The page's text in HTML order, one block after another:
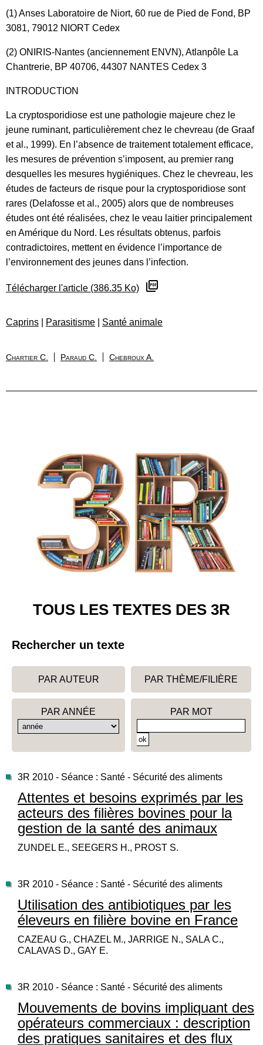
(1) Anses Laboratoire de Niort, 60 rue de Pied de Fond, BP
3081, 79012 NIORT Cedex
(2) ONIRIS-Nantes (anciennement ENVN), Atlanpôle La
Chantrerie, BP 40706, 44307 NANTES Cedex 3
INTRODUCTION
La cryptosporidiose est une pathologie majeure chez le
jeune ruminant, particulièrement chez le chevreau (de Graaf
et al., 1999). En l’absence de traitement totalement efficace,
les mesures de prévention s’imposent, au premier rang
desquelles les mesures hygiéniques. Chez le chevreau, les
études de facteurs de risque pour la cryptosporidiose sont
rares (Delafosse et al., 2005) alors que de nombreuses
études ont été réalisées, chez le veau laitier principalement
en Amérique du Nord. Les résultats obtenus, parfois
contradictoires, mettent en évidence l’importance de
l’environnement des jeunes dans l’infection.
Télécharger l'article (386.35 Ko)
Caprins Parasitisme Santé animale
Chartier C. Paraud C. Chebroux A.
TOUS LES TEXTES DES 3R
Rechercher un texte
PAR AUTEUR PAR THÈME/FILIÈRE
PAR ANNÉE PAR MOT
3R 2010 - Séance : Santé - Sécurité des aliments
Attentes et besoins exprimés par les
acteurs des filières bovines pour la
gestion de la santé des animaux
ZUNDEL E., SEEGERS H., PROST S.
3R 2010 - Séance : Santé - Sécurité des aliments
Utilisation des antibiotiques par les
éleveurs en filière bovine en France
CAZEAU G., CHAZEL M., JARRIGE N., SALA C.,
CALAVAS D., GAY E.
3R 2010 - Séance : Santé - Sécurité des aliments
Mouvements de bovins impliquant des
opérateurs commerciaux : description
des pratiques sanitaires et des flux